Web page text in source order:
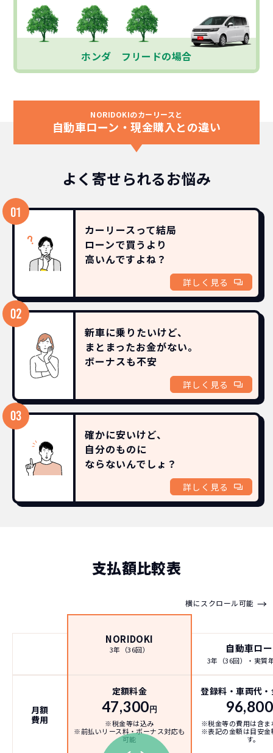
ホンダ フリードの場合
NORIDOKIのカーリースと
自動車ローン・現金購入との違い
よく寄せられるお悩み
カーリースって結局
ローンで買うより
高いんですよね？
詳しく見る
新車に乗りたいけど、
まとまったお金がない。
ボーナスも不安
詳しく見る
確かに安いけど、
自分のものに
ならないんでしょ？
詳しく見る
支払額比較表
横にスクロール可能 →
NORIDOKI
3年（36回） 自動車ロ
3年（36回）・実質
月額
費用
定額料金
47,300円
※税金等は込み
※前払いリース料・ボーナス対応も
可能
登録料・車両代
96,800
※税金等の費用は含ま
※表記の金額は目安金
す。